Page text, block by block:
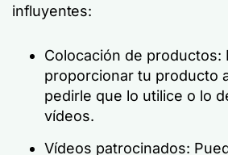
influyentes:
Colocación de productos:
proporcionar tu producto
pedirle que lo utilice o lo
vídeos.
Vídeos patrocinados: